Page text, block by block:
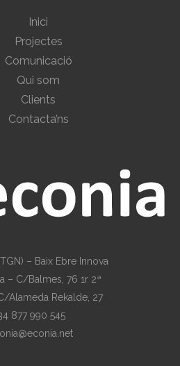
Inici
Projectes
Comunicació
Qui som
Clients
Contacta’ns
– Baix Ebre Innova
– C/Balmes, 76 1r 2ª
Alameda Rekalde, 27
877 990 545